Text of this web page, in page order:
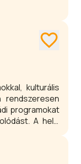
kulturális
programokat
A helyi